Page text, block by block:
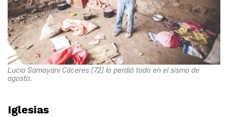
Lucio Samayani Cáceres (72) lo perdió todo en el sismo de
agosto.
Iglesias